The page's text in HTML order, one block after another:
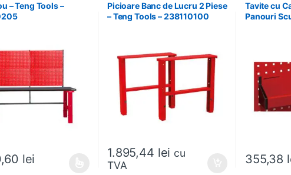
– Teng Tools –
lei
are mai multe variații. Opțiunile pot fi alese în pagina produsului.
Picioare Banc de Lucru 2 Piese
– Teng Tools – 238110100
1.895,44 lei cu
TVA
Tavite cu
Panouri
355,38